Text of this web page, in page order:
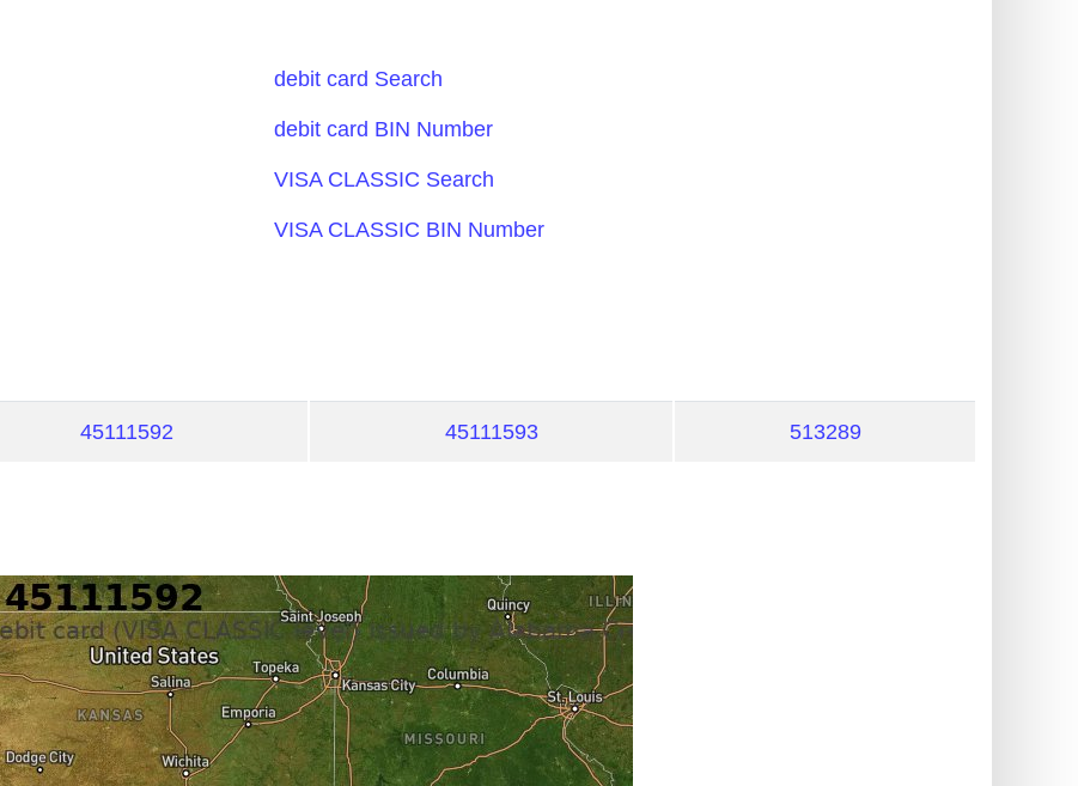
debit card Search
debit card BIN Number
VISA CLASSIC Search
VISA CLASSIC BIN Number
45111592 45111593 513289